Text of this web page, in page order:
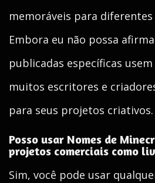
memoráveis para
Embora eu não possa
publicadas específicas
muitos escritores e
para seus projetos criativos.
Posso usar Nomes de
projetos comerciais como
Sim, você pode usar